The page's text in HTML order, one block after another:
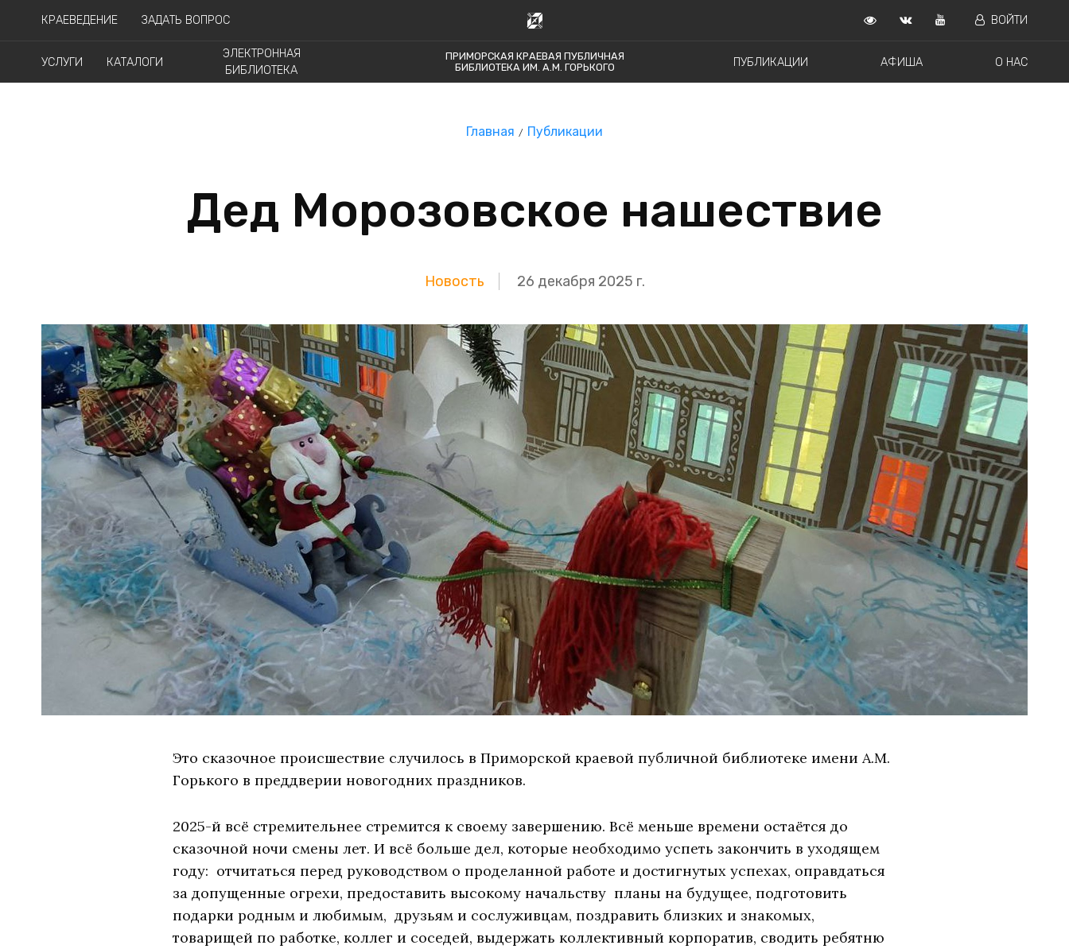
КРАЕВЕДЕНИЕ ЗАДАТЬ ВОПРОС ВОЙТИ
УСЛУГИ КАТАЛОГИ
ЭЛЕКТРОННАЯ
БИБЛИОТЕКА
ПРИМОРСКАЯ КРАЕВАЯ ПУБЛИЧНАЯ
БИБЛИОТЕКА ИМ. А.М. ГОРЬКОГО
ПУБЛИКАЦИИ АФИША О НАС
Главная Публикации
Дед Морозовское нашествие
Новость 26 декабря 2025 г.
Это сказочное происшествие случилось в Приморской краевой публичной библиотеке имени А.М.
Горького в преддверии новогодних праздников.
2025-й всё стремительнее стремится к своему завершению. Всё меньше времени остаётся до
сказочной ночи смены лет. И всё больше дел, которые необходимо успеть закончить в уходящем
году: отчитаться перед руководством о проделанной работе и достигнутых успехах, оправдаться
за допущенные огрехи, предоставить высокому начальству планы на будущее, подготовить
подарки родным и любимым, друзьям и сослуживцам, поздравить близких и знакомых,
товарищей по работке, коллег и соседей, выдержать коллективный корпоратив, сводить ребятню